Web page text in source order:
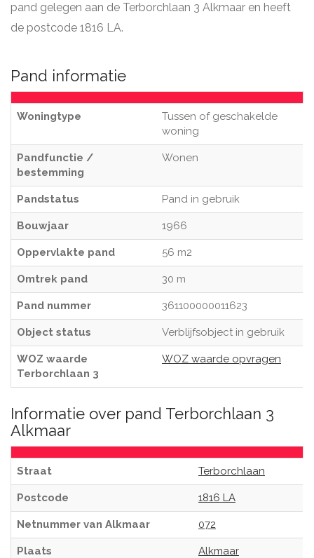
pand gelegen aan de Terborchlaan 3 Alkmaar en heeft
de postcode 1816 LA.
Pand informatie
Woningtype
Tussen of geschakelde
woning
Pandfunctie /
bestemming
Wonen
Pandstatus Pand in gebruik
Bouwjaar 1966
Oppervlakte pand 56 m2
Omtrek pand 30 m
Pand nummer 361100000011623
Object status Verblijfsobject in gebruik
WOZ waarde
Terborchlaan 3
WOZ waarde opvragen
Informatie over pand Terborchlaan 3
Alkmaar
Straat Terborchlaan
Postcode 1816 LA
Netnummer van Alkmaar 072
Plaats Alkmaar